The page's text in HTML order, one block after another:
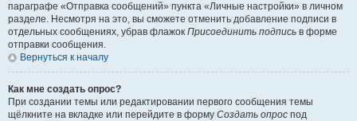
параграфе «Отправка сообщений» пункта «Личные настройки» в личном
разделе. Несмотря на это, вы сможете отменить добавление подписи в
отдельных сообщениях, убрав флажок Присоединить подпись в форме
отправки сообщения.
Вернуться к началу
Как мне создать опрос?
При создании темы или редактировании первого сообщения темы
щёлкните на вкладке или перейдите в форму Создать опрос под